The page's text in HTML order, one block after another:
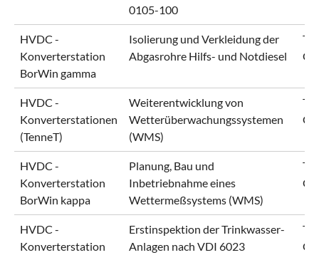
0105-100
HVDC -
Konverterstation
BorWin gamma
Isolierung und Verkleidung der
Abgasrohre Hilfs- und Notdiesel
HVDC -
Konverterstationen
(TenneT)
Weiterentwicklung von
Wetterüberwachungssystemen
(WMS)
HVDC -
Konverterstation
BorWin kappa
Planung, Bau und
Inbetriebnahme eines
Wettermeßsystems (WMS)
HVDC -
Konverterstation
Erstinspektion der Trinkwasser-
Anlagen nach VDI 6023